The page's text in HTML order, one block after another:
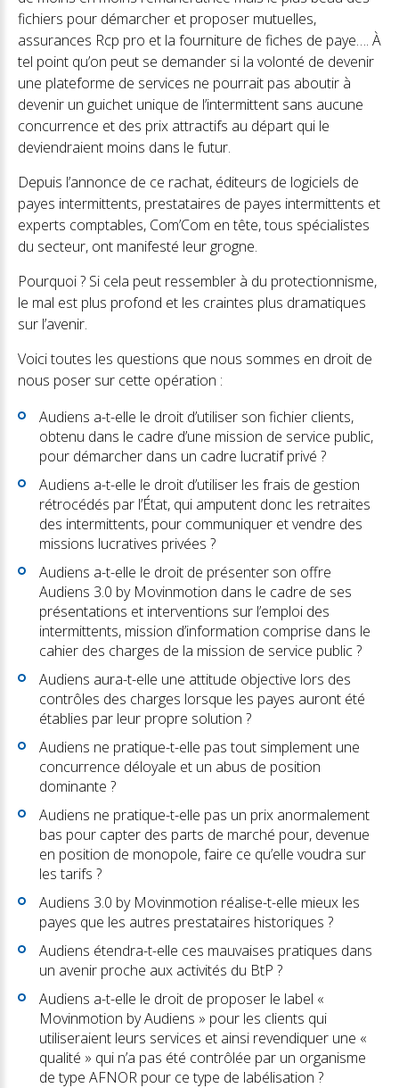
fichiers pour démarcher et proposer mutuelles,
assurances Rcp pro et la fourniture de fiches de paye…. À
tel point qu’on peut se demander si la volonté de devenir
une plateforme de services ne pourrait pas aboutir à
devenir un guichet unique de l’intermittent sans aucune
concurrence et des prix attractifs au départ qui le
deviendraient moins dans le futur.
Depuis l’annonce de ce rachat, éditeurs de logiciels de
payes intermittents, prestataires de payes intermittents et
experts comptables, Com’Com en tête, tous spécialistes
du secteur, ont manifesté leur grogne.
Pourquoi ? Si cela peut ressembler à du protectionnisme,
le mal est plus profond et les craintes plus dramatiques
sur l’avenir.
Voici toutes les questions que nous sommes en droit de
nous poser sur cette opération :
Audiens a-t-elle le droit d’utiliser son fichier clients,
obtenu dans le cadre d’une mission de service public,
pour démarcher dans un cadre lucratif privé ?
Audiens a-t-elle le droit d’utiliser les frais de gestion
rétrocédés par l’État, qui amputent donc les retraites
des intermittents, pour communiquer et vendre des
missions lucratives privées ?
Audiens a-t-elle le droit de présenter son offre
Audiens 3.0 by Movinmotion dans le cadre de ses
présentations et interventions sur l’emploi des
intermittents, mission d’information comprise dans le
cahier des charges de la mission de service public ?
Audiens aura-t-elle une attitude objective lors des
contrôles des charges lorsque les payes auront été
établies par leur propre solution ?
Audiens ne pratique-t-elle pas tout simplement une
concurrence déloyale et un abus de position
dominante ?
Audiens ne pratique-t-elle pas un prix anormalement
bas pour capter des parts de marché pour, devenue
en position de monopole, faire ce qu’elle voudra sur
les tarifs ?
Audiens 3.0 by Movinmotion réalise-t-elle mieux les
payes que les autres prestataires historiques ?
Audiens étendra-t-elle ces mauvaises pratiques dans
un avenir proche aux activités du BtP ?
Audiens a-t-elle le droit de proposer le label «
Movinmotion by Audiens » pour les clients qui
utiliseraient leurs services et ainsi revendiquer une «
qualité » qui n’a pas été contrôlée par un organisme
de type AFNOR pour ce type de labélisation ?